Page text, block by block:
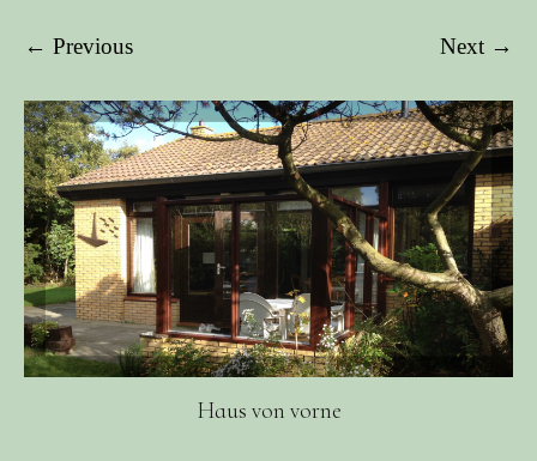
← Previous Next →
Haus von vorne